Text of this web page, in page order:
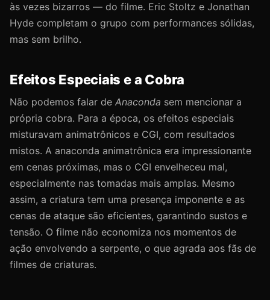
às vezes bizarros — do filme. Eric Stoltz e Jonathan
Hyde completam o grupo com performances sólidas,
mas sem brilho.
Efeitos Especiais e a Cobra
Não podemos falar de Anaconda sem mencionar a
própria cobra. Para a época, os efeitos especiais
misturavam animatrônicos e CGI, com resultados
mistos. A anaconda animatrônica era impressionante
em cenas próximas, mas o CGI envelheceu mal,
especialmente nas tomadas mais amplas. Mesmo
assim, a criatura tem uma presença imponente e as
cenas de ataque são eficientes, garantindo sustos e
tensão. O filme não economiza nos momentos de
ação envolvendo a serpente, o que agrada aos fãs de
filmes de criaturas.